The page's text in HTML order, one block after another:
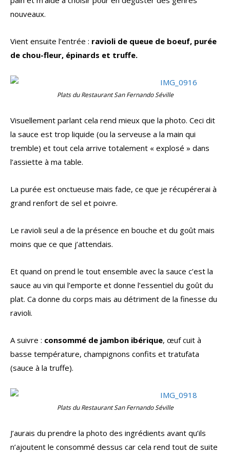
nouveaux.
Vient ensuite l’entrée : ravioli de queue de boeuf, purée
de chou-fleur, épinards et truffe.
Plats du Restaurant San Fernando Séville
Visuellement parlant cela rend mieux que la photo. Ceci dit
la sauce est trop liquide (ou la serveuse a la main qui
tremble) et tout cela arrive totalement « explosé » dans
l’assiette à ma table.
La purée est onctueuse mais fade, ce que je récupérerai à
grand renfort de sel et poivre.
Le ravioli seul a de la présence en bouche et du goût mais
moins que ce que j’attendais.
Et quand on prend le tout ensemble avec la sauce c’est la
sauce au vin qui l’emporte et donne l’essentiel du goût du
plat. Ca donne du corps mais au détriment de la finesse du
ravioli.
A suivre : consommé de jambon ibérique, œuf cuit à
basse température, champignons confits et tratufata
(sauce à la truffe).
Plats du Restaurant San Fernando Séville
J’aurais du prendre la photo des ingrédients avant qu’ils
n’ajoutent le consommé dessus car cela rend tout de suite